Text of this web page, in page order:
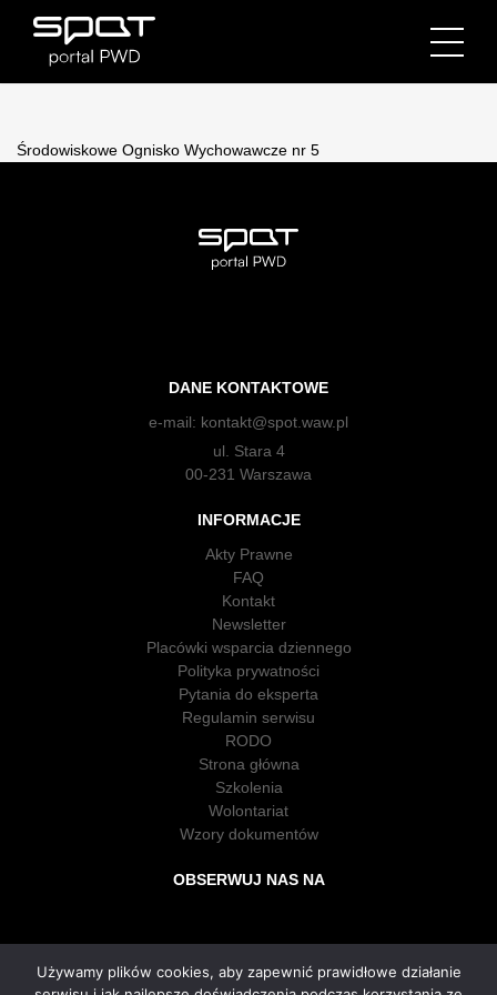
Środowiskowe Ognisko Wychowawcze nr 5
DANE KONTAKTOWE
e-mail: kontakt@spot.waw.pl
ul. Stara 4
00-231 Warszawa
INFORMACJE
Akty Prawne
FAQ
Kontakt
Newsletter
Placówki wsparcia dziennego
Polityka prywatności
Pytania do eksperta
Regulamin serwisu
RODO
Strona główna
Szkolenia
Wolontariat
Wzory dokumentów
OBSERWUJ NAS NA
Używamy plików cookies, aby zapewnić prawidłowe działanie